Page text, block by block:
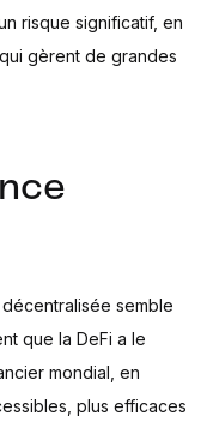
risque significatif, en
gèrent de grandes
semble
que la DeFi a le
mondial, en
plus efficaces